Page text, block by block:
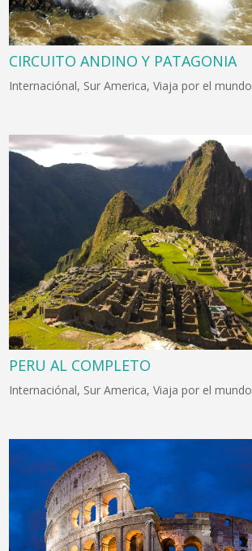
CIRCUITO ANDINO Y PATAGONIA
Internaciónal, Sur America,Viaja por el mundo
PERU AL COMPLETO
Internaciónal, Sur America,Viaja por el mundo